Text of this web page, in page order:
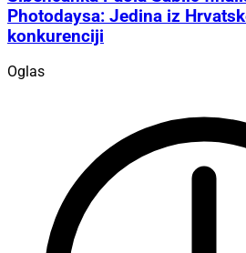
Photodaysa: Jedina iz
konkurenciji
Oglas